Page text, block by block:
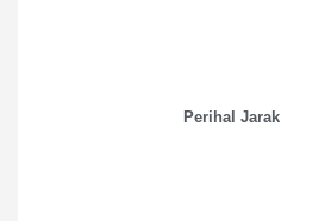
Perihal Jarak